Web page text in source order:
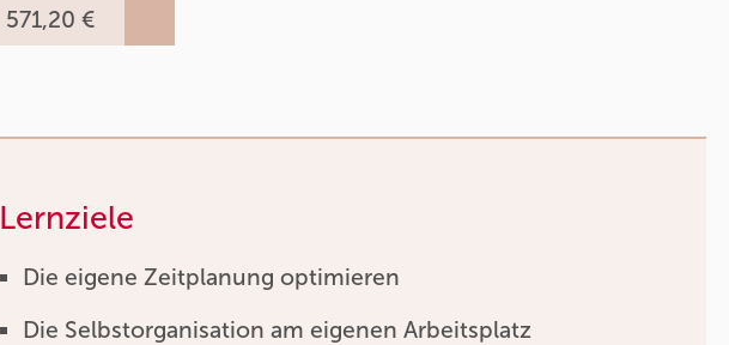
571,20 €
Lernziele
Die eigene Zeitplanung optimieren
Die Selbstorganisation am eigenen Arbeitsplatz